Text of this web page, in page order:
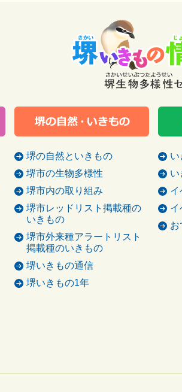
堺の自然といきもの
堺市の生物多様性
堺市内の取り組み
堺市レッドリスト掲載種の
いきもの
堺市外来種アラートリスト
掲載種のいきもの
堺いきもの通信
堺いきもの1年
い
い
イ
イ
お